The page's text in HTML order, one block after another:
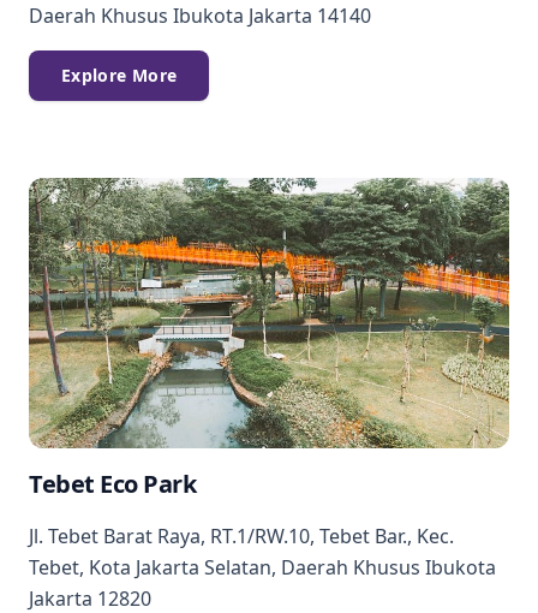
Daerah Khusus Ibukota Jakarta 14140
Explore More
Tebet Eco Park
Jl. Tebet Barat Raya, RT.1/RW.10, Tebet Bar., Kec.
Tebet, Kota Jakarta Selatan, Daerah Khusus Ibukota
Jakarta 12820